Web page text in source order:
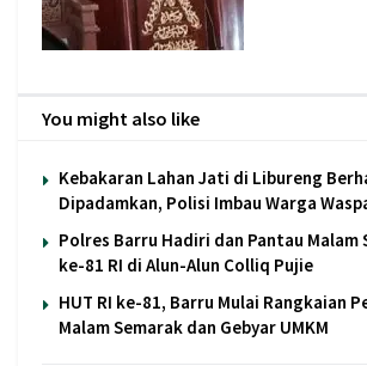
You might also like
Kebakaran Lahan Jati di Libureng
Dipadamkan, Polisi Imbau Warga
Polres Barru Hadiri dan Pantau Malam
ke-81 RI di Alun-Alun Colliq Pujie
HUT RI ke-81, Barru Mulai Rangkaian
Malam Semarak dan Gebyar UMKM